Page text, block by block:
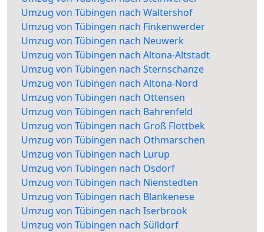
Umzug von Tübingen nach Waltershof
Umzug von Tübingen nach Finkenwerder
Umzug von Tübingen nach Neuwerk
Umzug von Tübingen nach Altona-Altstadt
Umzug von Tübingen nach Sternschanze
Umzug von Tübingen nach Altona-Nord
Umzug von Tübingen nach Ottensen
Umzug von Tübingen nach Bahrenfeld
Umzug von Tübingen nach Groß Flottbek
Umzug von Tübingen nach Othmarschen
Umzug von Tübingen nach Lurup
Umzug von Tübingen nach Osdorf
Umzug von Tübingen nach Nienstedten
Umzug von Tübingen nach Blankenese
Umzug von Tübingen nach Iserbrook
Umzug von Tübingen nach Sülldorf